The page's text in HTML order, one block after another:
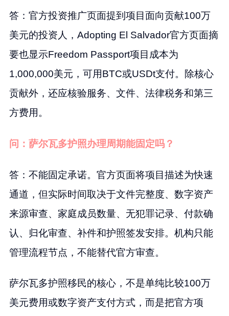
答：官方投资推广页面提到项目面向贡献100万
美元的投资人，Adopting El Salvador官方页面摘
要也显示Freedom Passport项目成本为
1,000,000美元，可用BTC或USDt支付。除核心
贡献外，还应核验服务、文件、法律税务和第三
方费用。
问：萨尔瓦多护照办理周期能固定吗？
答：不能固定承诺。官方页面将项目描述为快速
通道，但实际时间取决于文件完整度、数字资产
来源审查、家庭成员数量、无犯罪记录、付款确
认、归化审查、补件和护照签发安排。机构只能
管理流程节点，不能替代官方审查。
萨尔瓦多护照移民的核心，不是单纯比较100万
美元费用或数字资产支付方式，而是把官方项